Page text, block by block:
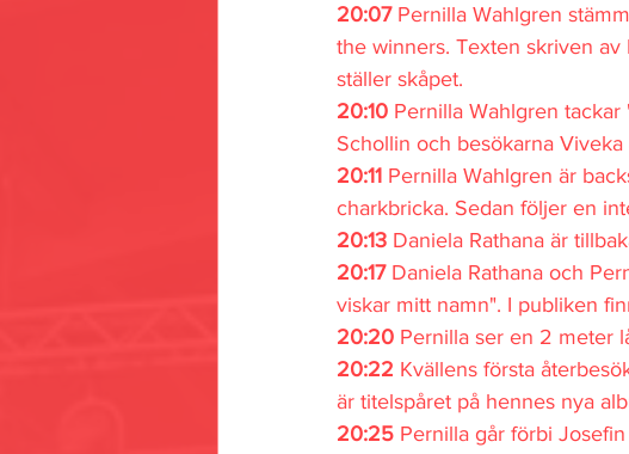
20:07 Pernilla Wahlgren
the winners. Texten skriven
ställer skåpet.
20:10 Pernilla Wahlgren
Schollin och besökarna
20:11 Pernilla Wahlgren är
charkbricka. Sedan följer en
20:13 Daniela Rathana är
20:17 Daniela Rathana och
viskar mitt namn". I publiken
20:20 Pernilla ser en 2 meter
20:22 Kvällens första
är titelspåret på hennes nya
20:25 Pernilla går förbi